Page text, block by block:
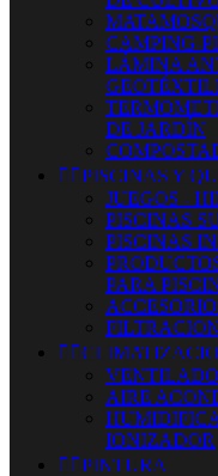
CAMPING-
LÁMINA
DE JARDÍN
 PISCINAS Y
JUEGOS -
PISCINAS
PISCINAS
PARA
 
AIRE
IONIZADOR
 PINTURA